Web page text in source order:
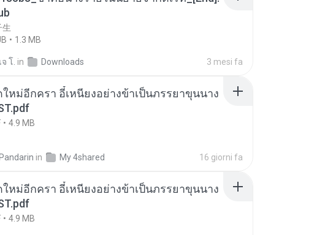
生
1.3 MB
เจ โ. in Downloads 3 mesi fa
ใหม่อีกครา อี๋เหนียงอย่างข้าเป็นภรรยาขุนนาง
4.9 MB
Pandarin in My 4shared 16 giorni fa
ใหม่อีกครา อี๋เหนียงอย่างข้าเป็นภรรยาขุนนาง
4.9 MB